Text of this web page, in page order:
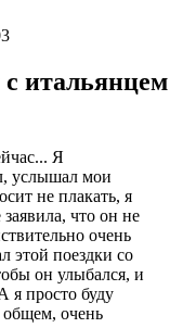
итальянцем
Я
услышал мои
не плакать, я
что он не
очень
этой поездки со
он улыбался, и
я просто буду
общем, очень